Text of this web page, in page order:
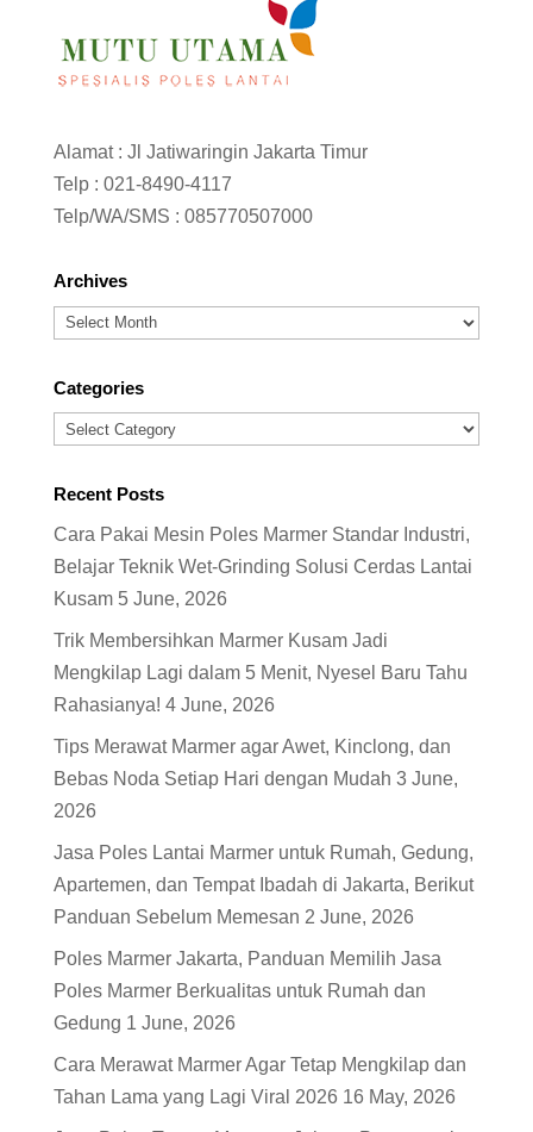
Alamat : Jl Jatiwaringin Jakarta Timur
Telp : 021-8490-4117
Telp/WA/SMS : 085770507000
Archives
Archives
Categories
Categories
Recent Posts
Cara Pakai Mesin Poles Marmer Standar Industri,
Belajar Teknik Wet-Grinding Solusi Cerdas Lantai
Kusam 5 June, 2026
Trik Membersihkan Marmer Kusam Jadi
Mengkilap Lagi dalam 5 Menit, Nyesel Baru Tahu
Rahasianya! 4 June, 2026
Tips Merawat Marmer agar Awet, Kinclong, dan
Bebas Noda Setiap Hari dengan Mudah 3 June,
2026
Jasa Poles Lantai Marmer untuk Rumah, Gedung,
Apartemen, dan Tempat Ibadah di Jakarta, Berikut
Panduan Sebelum Memesan 2 June, 2026
Poles Marmer Jakarta, Panduan Memilih Jasa
Poles Marmer Berkualitas untuk Rumah dan
Gedung 1 June, 2026
Cara Merawat Marmer Agar Tetap Mengkilap dan
Tahan Lama yang Lagi Viral 2026 16 May, 2026